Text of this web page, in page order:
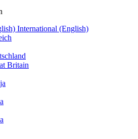
International (English)
Britain